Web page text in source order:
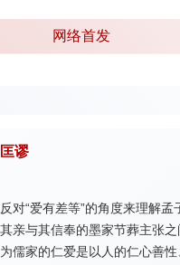
网络首发
谬
“爱有差等”的角度来理解
亲与其信奉的墨家节葬主张
儒家的仁爱是以人的仁心善